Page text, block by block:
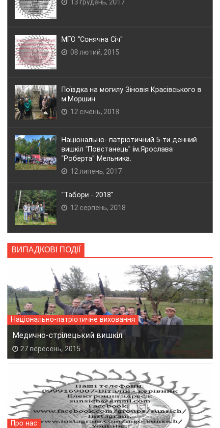
13 грудень, 2017
МГО "Сонячна Січ"
08 лютий, 2015
Поїздка на могилу Зіновія Красівського в
м.Моршин
12 січень, 2018
Національно- патріотичний 5-ти денний
вишкіл "Повстанець" ім.Ярослава
"Роберта" Мельника.
12 липень, 2017
"Табори - 2018"
12 серпень, 2018
ВИПАДКОВІ ПОДІЇ
Національно-патріотичне виховання
Медично-стрілецький вишкіл
27 вересень, 2015
Про нас